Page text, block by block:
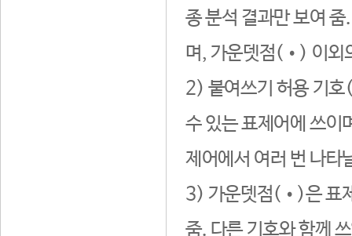
종 분석 결과만 보여
며, 가운뎃점(•) 이외
2) 붙여쓰기 허용 기호
수 있는 표제어에 쓰이
제어에서 여러 번 나타
3) 가운뎃점(•)은 표
줌. 다른 기호와 함께